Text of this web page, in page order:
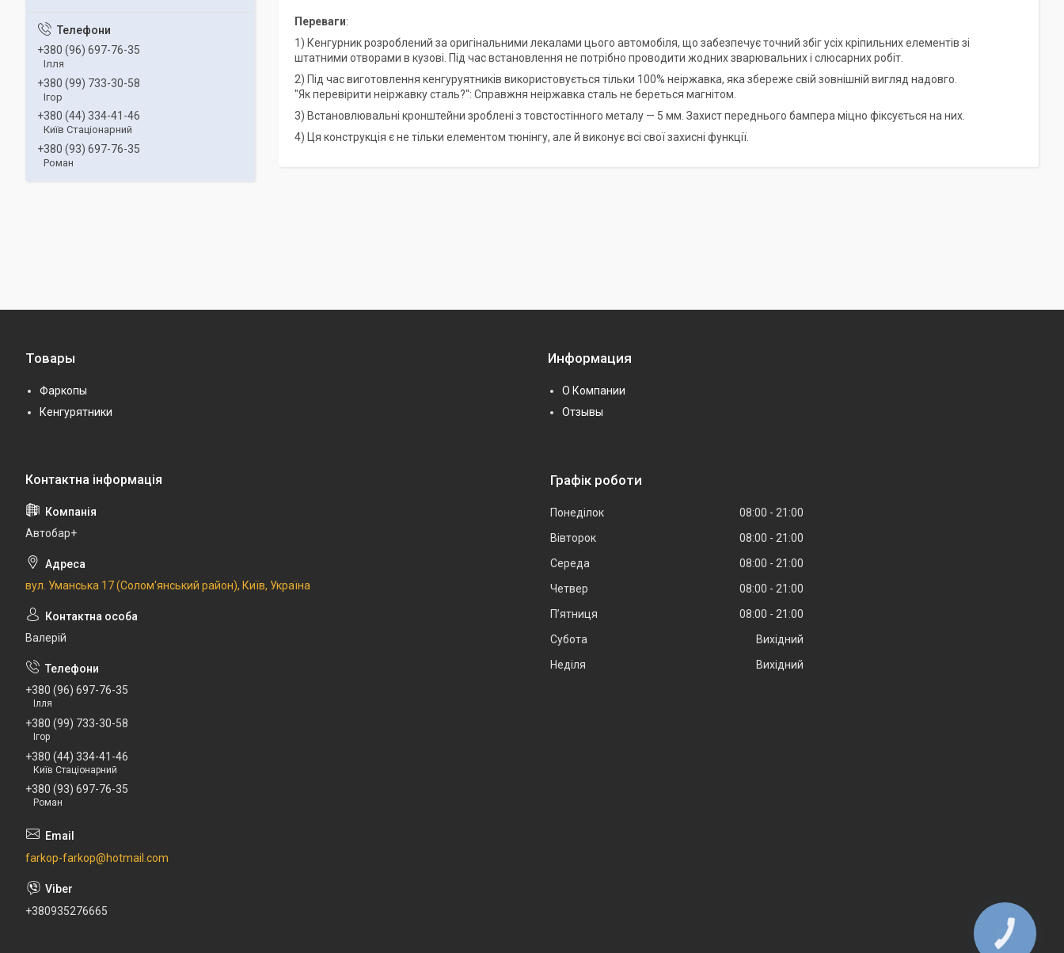
Переваги:
1) Кенгурник розроблений за оригінальними лекалами цього автомобіля, що забезпечує точний збіг усіх кріпильних елементів зі
штатними отворами в кузові. Під час встановлення не потрібно проводити жодних зварювальних і слюсарних робіт.
2) Під час виготовлення кенгуруятників використовується тільки 100% неіржавка, яка збереже свій зовнішній вигляд надовго.
"Як перевірити неіржавку сталь?": Справжня неіржавка сталь не береться магнітом.
3) Встановлювальні кронштейни зроблені з товстостінного металу — 5 мм. Захист переднього бампера міцно фіксується на них.
4) Ця конструкція є не тільки елементом тюнінгу, але й виконує всі свої захисні функції.
+380 (96) 697-76-35
Ілля
+380 (99) 733-30-58
Ігор
+380 (44) 334-41-46
Київ Стаціонарний
+380 (93) 697-76-35
Роман
Товары
Фаркопы
Кенгурятники
Информация
О Компании
Отзывы
Автобар+
вул. Уманська 17 (Солом'янський район), Київ, Україна
Валерій
+380 (96) 697-76-35
Ілля
+380 (99) 733-30-58
Ігор
+380 (44) 334-41-46
Київ Стаціонарний
+380 (93) 697-76-35
Роман
farkop-farkop@hotmail.com
+380935276665
Графік роботи
Понеділок 08:00
21:00
Вівторок
08:00
21:00
Середа
08:00
21:00
Четвер
08:00
21:00
Пʼятниця
08:00
21:00
Субота
Вихідний
Неділя
Вихідний
КНОПКА
ЗВ'ЯЗКУ